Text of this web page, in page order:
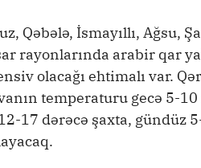
Qəbələ, İsmayıllı, Ağsu,
rayonlarında arabir qar
olacağı ehtimalı var.
temperaturu gecə 5-
17 dərəcə şaxta, gündüz